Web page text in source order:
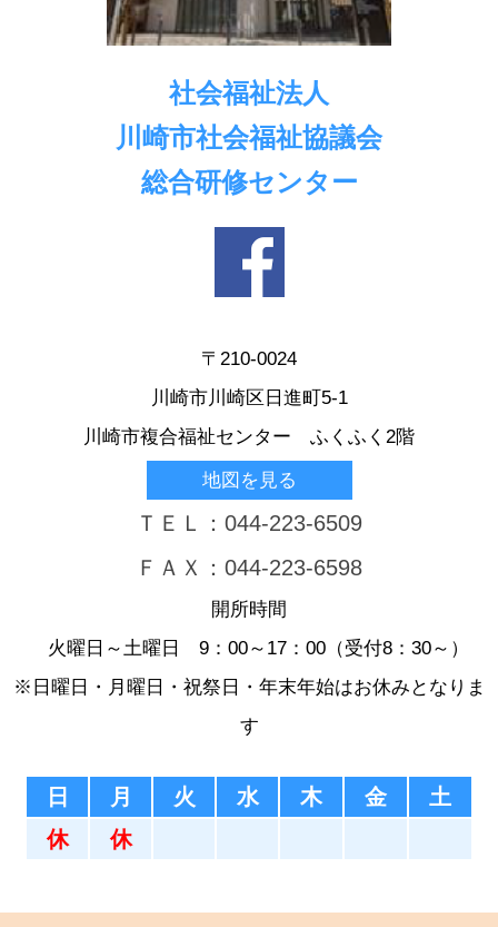
社会福祉法人
川崎市社会福祉協議会
総合研修センター
〒210-0024
川崎市川崎区日進町5-1
川崎市複合福祉センター ふくふく2階
地図を見る
ＴＥＬ：044-223-6509
ＦＡＸ：044-223-6598
開所時間
火曜日～土曜日 9：00～17：00（受付8：30～）
※日曜日・月曜日・祝祭日・年末年始はお休みとなりま
す
日 月 火 水 木 金
土
休
休